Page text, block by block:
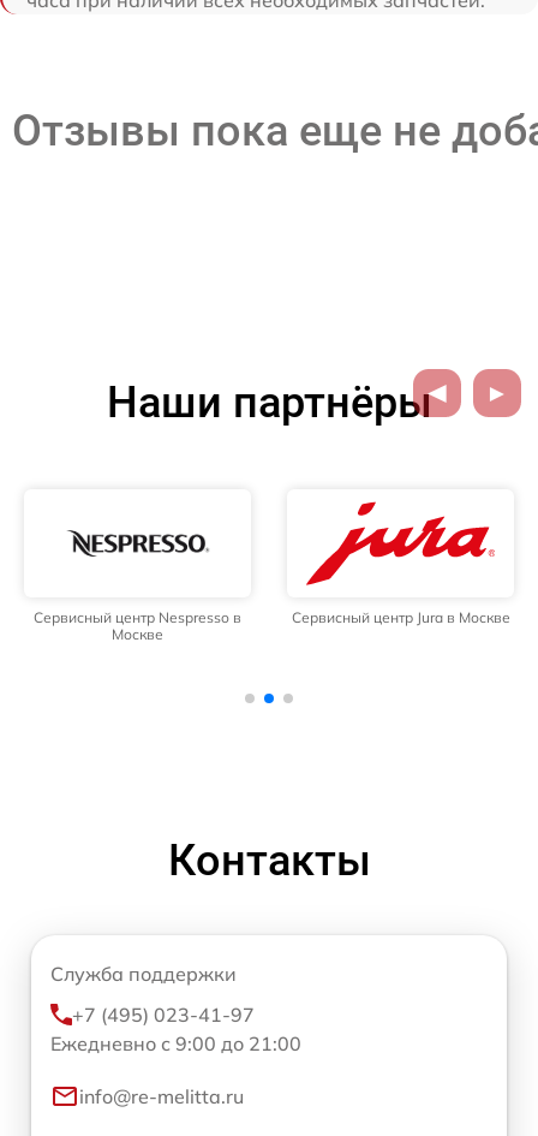
Отзывы пока еще не
Наши партнёры
Сервисный центр Nespresso в
Москве
Сервисный центр Jura в Москве
Контакты
Служба поддержки
+7 (495) 023-41-97
Ежедневно с 9:00 до 21:00
info@re-melitta.ru